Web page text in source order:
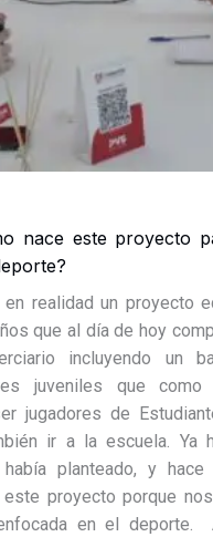
nace este proyecto
realidad un proyecto
que al día de hoy
incluyendo un
juveniles que
jugadores de
ir a la escuela. Ya
planteado, y
proyecto porque
en el